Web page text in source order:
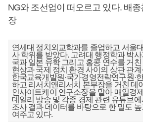
NG와 조선업이 떠오르고 있다. 배
장
연세대 정치외교학과를 졸업하고 서울
사 학위를 받았다. 고려대 행정학과 박사
국과 일본 유학 그리고 홍콩 연수를 거친
현상과 국제 정치 환경 사이의 상관 관
한국교육개발원·국가경영전략연구원·
하고 리서치앤리서치 본부장을 거친 데
인사이트케이 연구소장을 맡아 매일경
데일리 방송 및 각종 경제 관련 유튜브
조사 결과 데이터를 바탕으로 한 밀도
여주고 있다.